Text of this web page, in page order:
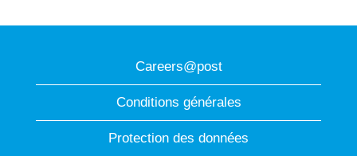
Careers@post
Conditions générales
Protection des données